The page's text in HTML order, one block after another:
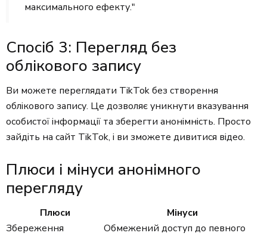
максимального ефекту."
Спосіб 3: Перегляд без
облікового запису
Ви можете переглядати TikTok без створення
облікового запису. Це дозволяє уникнути вказування
особистої інформації та зберегти анонімність. Просто
зайдіть на сайт TikTok, і ви зможете дивитися відео.
Плюси і мінуси анонімного
перегляду
Плюси
Мінуси
Збереження
Обмежений доступ до певного